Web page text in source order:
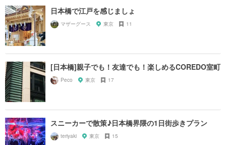
日本橋で江戸を感じましょ
マザーグース 東京 11
[日本橋]親子でも！友達でも！楽しめるCOREDO室町
Peco 東京 17
スニーカーで散策♪日本橋界隈の1日街歩きプラン
teriyaki 東京 15